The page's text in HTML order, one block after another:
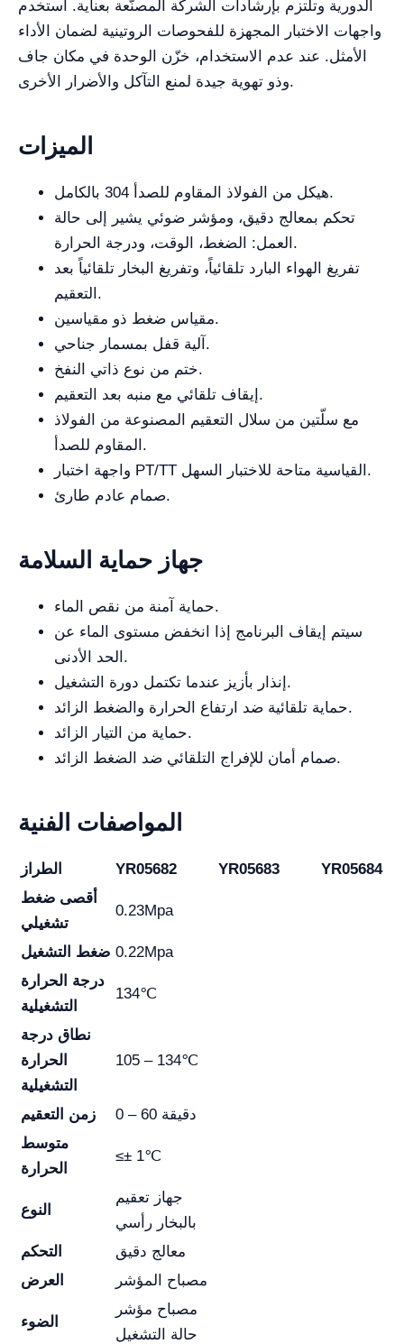
الدورية وتلتزم بإرشادات الشركة المصنّعة بعناية. استخدم
واجهات الاختبار المجهزة للفحوصات الروتينية لضمان الأداء
الأمثل. عند عدم الاستخدام، خزّن الوحدة في مكان جاف
وذو تهوية جيدة لمنع التآكل والأضرار الأخرى.
الميزات
هيكل من الفولاذ المقاوم للصدأ 304 بالكامل.
تحكم بمعالج دقيق، ومؤشر ضوئي يشير إلى حالة
العمل: الضغط، الوقت، ودرجة الحرارة.
تفريغ الهواء البارد تلقائياً، وتفريغ البخار تلقائياً بعد
التعقيم.
مقياس ضغط ذو مقياسين.
آلية قفل بمسمار جناحي.
ختم من نوع ذاتي النفخ.
إيقاف تلقائي مع منبه بعد التعقيم.
مع سلّتين من سلال التعقيم المصنوعة من الفولاذ
المقاوم للصدأ.
واجهة اختبار PT/TT القياسية متاحة للاختبار السهل.
صمام عادم طارئ.
جهاز حماية السلامة
حماية آمنة من نقص الماء.
سيتم إيقاف البرنامج إذا انخفض مستوى الماء عن
الحد الأدنى.
إنذار بأزيز عندما تكتمل دورة التشغيل.
حماية تلقائية ضد ارتفاع الحرارة والضغط الزائد.
حماية من التيار الزائد.
صمام أمان للإفراج التلقائي ضد الضغط الزائد.
المواصفات الفنية
الطراز YR05682 YR05683
YR05684
أقصى ضغط
تشغيلي
0.23Mpa
ضغط التشغيل 0.22Mpa
درجة الحرارة
التشغيلية
134℃
نطاق درجة
الحرارة
التشغيلية
105 – 134℃
زمن التعقيم
0 – 60 دقيقة
متوسط
الحرارة
≤± 1℃
النوع
جهاز تعقيم
بالبخار رأسي
التحكم
معالج دقيق
العرض
مصباح المؤشر
الضوء
مصباح مؤشر
حالة التشغيل